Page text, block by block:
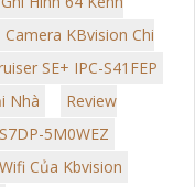
KBvision Chi
SE+ IPC-S41FEP
Nhà
Review
5M0WEZ
Của Kbvision